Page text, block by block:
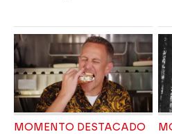
MOMENTO DESTACADO